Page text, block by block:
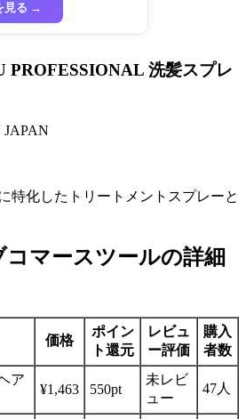
見る →
PROFESSIONAL 洗髪スプレ
特化したトリートメントスプレーと
コマースツールの詳細
価格
ポイン
ト還元
レビュ
ー評価
購入
者数
ア
¥1,463 550pt
未レビ
ュー
47人